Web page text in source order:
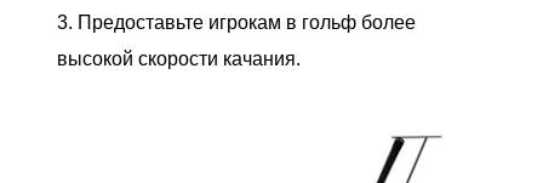
3. Предоставьте игрокам в гольф более
высокой скорости качания.